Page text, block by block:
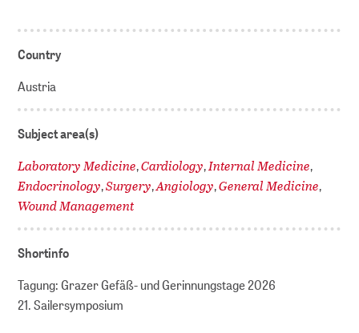
Country
Austria
Subject area(s)
Laboratory Medicine,Cardiology,Internal Medicine,
Endocrinology,Surgery,Angiology,General Medicine,
Wound Management
Shortinfo
Tagung: Grazer Gefäß- und Gerinnungstage 2026
21. Sailersymposium